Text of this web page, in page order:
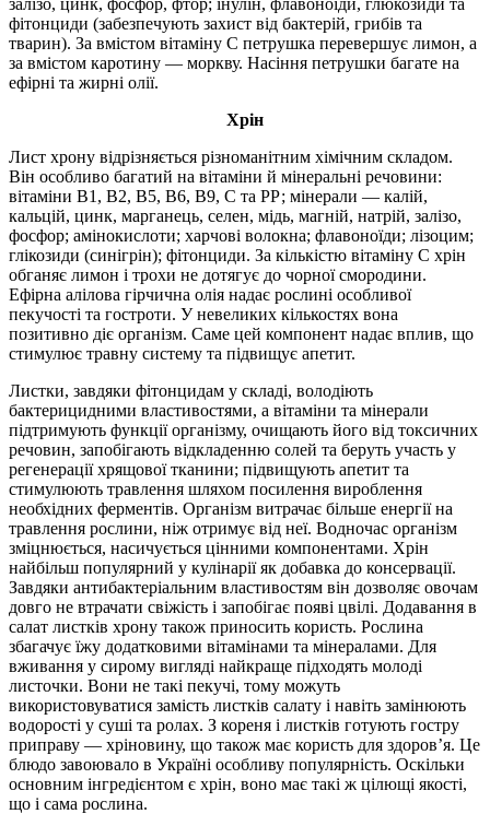
фітонциди (забезпечують захист від бактерій, грибів та
тварин). За вмістом вітаміну С петрушка перевершує лимон, а
за вмістом каротину — моркву. Насіння петрушки багате на
ефірні та жирні олії.
Хрін
Лист хрону відрізняється різноманітним хімічним складом.
Він особливо багатий на вітаміни й мінеральні речовини:
вітаміни В1, В2, В5, В6, В9, С та РР; мінерали — калій,
кальцій, цинк, марганець, селен, мідь, магній, натрій, залізо,
фосфор; амінокислоти; харчові волокна; флавоноїди; лізоцим;
глікозиди (синігрін); фітонциди. За кількістю вітаміну С хрін
обганяє лимон і трохи не дотягує до чорної смородини.
Ефірна алілова гірчична олія надає рослині особливої
пекучості та гостроти. У невеликих кількостях вона
позитивно діє організм. Саме цей компонент надає вплив, що
стимулює травну систему та підвищує апетит.
Листки, завдяки фітонцидам у складі, володіють
бактерицидними властивостями, а вітаміни та мінерали
підтримують функції організму, очищають його від токсичних
речовин, запобігають відкладенню солей та беруть участь у
регенерації хрящової тканини; підвищують апетит та
стимулюють травлення шляхом посилення вироблення
необхідних ферментів. Організм витрачає більше енергії на
травлення рослини, ніж отримує від неї. Водночас організм
зміцнюється, насичується цінними компонентами. Хрін
найбільш популярний у кулінарії як добавка до консервації.
Завдяки антибактеріальним властивостям він дозволяє овочам
довго не втрачати свіжість і запобігає появі цвілі. Додавання в
салат листків хрону також приносить користь. Рослина
збагачує їжу додатковими вітамінами та мінералами. Для
вживання у сирому вигляді найкраще підходять молоді
листочки. Вони не такі пекучі, тому можуть
використовуватися замість листків салату і навіть замінюють
водорості у суші та ролах. З кореня і листків готують гостру
приправу — хріновину, що також має користь для здоров’я. Це
блюдо завоювало в Україні особливу популярність. Оскільки
основним інгредієнтом є хрін, воно має такі ж цілющі якості,
що і сама рослина.